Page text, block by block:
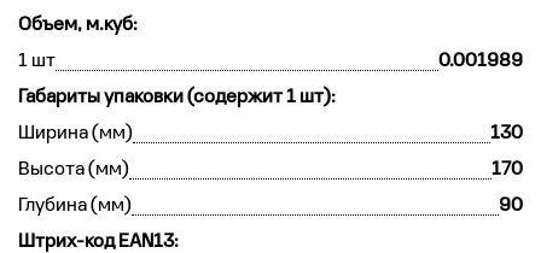
Объем, м.куб:
1 шт
0.001989
Габариты упаковки (содержит 1 шт):
Ширина (мм)
130
Высота (мм)
170
Глубина (мм)
90
Штрих-код EAN13: